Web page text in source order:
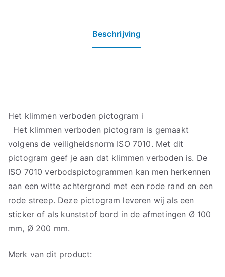
Beschrijving
Het klimmen verboden pictogram i
Het klimmen verboden pictogram is gemaakt
volgens de veiligheidsnorm ISO 7010. Met dit
pictogram geef je aan dat klimmen verboden is. De
ISO 7010 verbodspictogrammen kan men herkennen
aan een witte achtergrond met een rode rand en een
rode streep. Deze pictogram leveren wij als een
sticker of als kunststof bord in de afmetingen Ø 100
mm, Ø 200 mm.
Merk van dit product: